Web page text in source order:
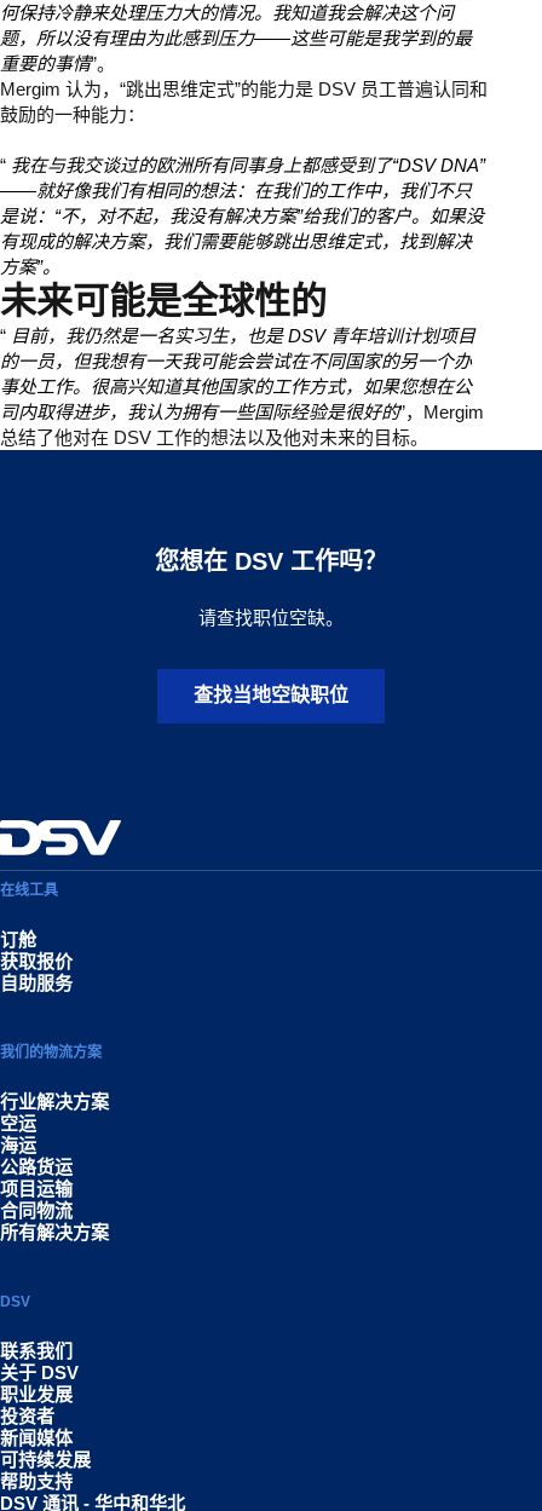
何保持冷静来处理压力大的情况。我知道我会解决这个问
题，所以没有理由为此感到压力——这些可能是我学到的最
重要的事情”。
Mergim 认为，“跳出思维定式”的能力是 DSV 员工普遍认同和
鼓励的一种能力：
“ 我在与我交谈过的欧洲所有同事身上都感受到了“DSV DNA”
——就好像我们有相同的想法：在我们的工作中，我们不只
是说：“不，对不起，我没有解决方案”给我们的客户。如果没
有现成的解决方案，我们需要能够跳出思维定式，找到解决
方案”。
未来可能是全球性的
“ 目前，我仍然是一名实习生，也是 DSV 青年培训计划项目
的一员，但我想有一天我可能会尝试在不同国家的另一个办
事处工作。很高兴知道其他国家的工作方式，如果您想在公
司内取得进步，我认为拥有一些国际经验是很好的”，Mergim
总结了他对在 DSV 工作的想法以及他对未来的目标。
您想在 DSV 工作吗？
请查找职位空缺。
查找当地空缺职位
在线工具
订舱
获取报价
自助服务
我们的物流方案
行业解决方案
空运
海运
公路货运
项目运输
合同物流
所有解决方案
DSV
联系我们
关于 DSV
职业发展
投资者
新闻媒体
可持续发展
帮助支持
DSV 通讯 - 华中和华北